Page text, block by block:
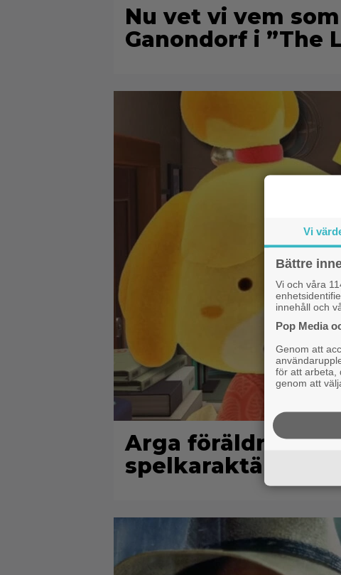
Nu vet vi vem
Ganondorf i ”The
Arga föräldrar
spelkaraktären
Vi
Bättre
Vi och våra
innehåll och
Pop Media
Genom att
för att arbeta,
genom att